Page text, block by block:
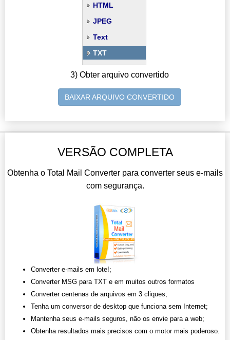
HTML
JPEG
Text
TXT
3) Obter arquivo convertido
BAIXAR ARQUIVO CONVERTIDO
VERSÃO COMPLETA
Obtenha o Total Mail Converter para converter seus e-mails
com segurança.
Converter e-mails em lote!;
Converter MSG para TXT e em muitos outros formatos
Converter centenas de arquivos em 3 cliques;
Tenha um conversor de desktop que funciona sem Internet;
Mantenha seus e-mails seguros, não os envie para a web;
Obtenha resultados mais precisos com o motor mais poderoso.